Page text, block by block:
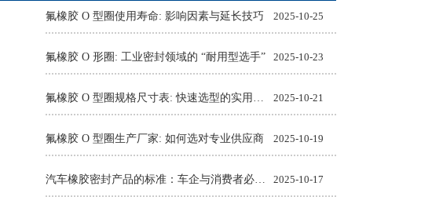
氟橡胶 O 型圈使用寿命: 影响因素与延长技巧 2025-10-25
氟橡胶 O 形圈: 工业密封领域的 “耐用型选手” 2025-10-23
氟橡胶 O 型圈规格尺寸表: 快速选型的实用工具 2025-10-21
氟橡胶 O 型圈生产厂家: 如何选对专业供应商 2025-10-19
汽车橡胶密封产品的标准：车企与消费者必知的质量准则 2025-10-17